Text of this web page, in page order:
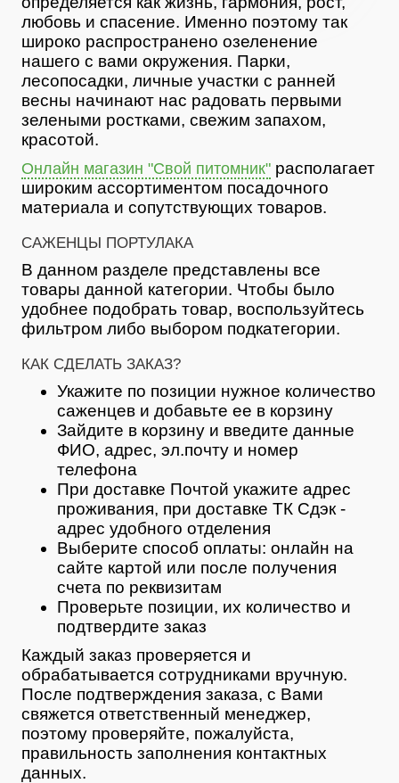
любовь и спасение. Именно поэтому так
широко распространено озеленение
нашего с вами окружения. Парки,
лесопосадки, личные участки с ранней
весны начинают нас радовать первыми
зелеными ростками, свежим запахом,
красотой.
Онлайн магазин "Свой питомник" располагает
широким ассортиментом посадочного
материала и сопутствующих товаров.
САЖЕНЦЫ ПОРТУЛАКА
В данном разделе представлены все
товары данной категории. Чтобы было
удобнее подобрать товар, воспользуйтесь
фильтром либо выбором подкатегории.
КАК СДЕЛАТЬ ЗАКАЗ?
Укажите по позиции нужное количество
саженцев и добавьте ее в корзину
Зайдите в корзину и введите данные
ФИО, адрес, эл.почту и номер
телефона
При доставке Почтой укажите адрес
проживания, при доставке ТК Сдэк -
адрес удобного отделения
Выберите способ оплаты: онлайн на
сайте картой или после получения
счета по реквизитам
Проверьте позиции, их количество и
подтвердите заказ
Каждый заказ проверяется и
обрабатывается сотрудниками вручную.
После подтверждения заказа, с Вами
свяжется ответственный менеджер,
поэтому проверяйте, пожалуйста,
правильность заполнения контактных
данных.